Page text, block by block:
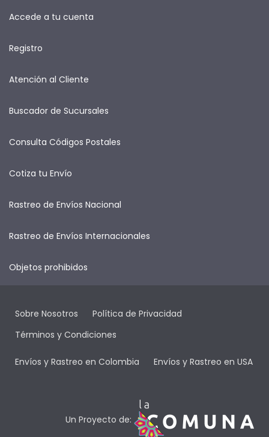
Accede a tu cuenta
Registro
Atención al Cliente
Buscador de Sucursales
Consulta Códigos Postales
Cotiza tu Envío
Rastreo de Envíos Nacional
Rastreo de Envíos Internacionales
Objetos prohibidos
Sobre Nosotros
Política de Privacidad
Términos y Condiciones
Envíos y Rastreo en Colombia Envíos y Rastreo en USA
Un Proyecto de: